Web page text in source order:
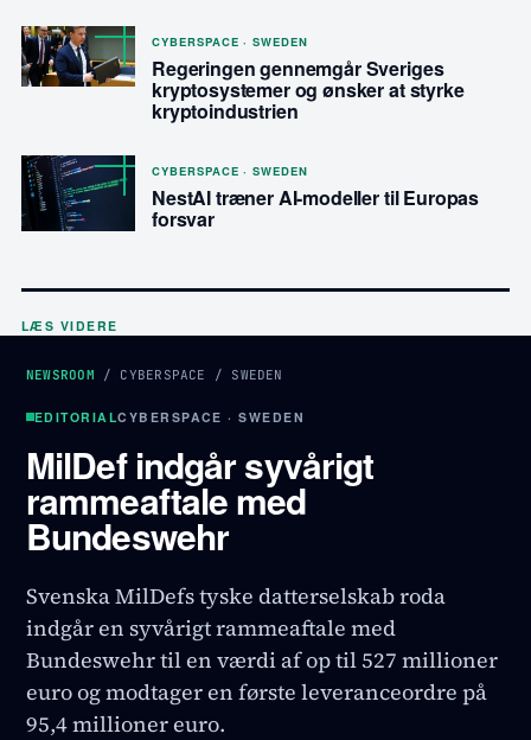
CYBERSPACE · SWEDEN
Regeringen gennemgår Sveriges
kryptosystemer og ønsker at styrke
kryptoindustrien
CYBERSPACE · SWEDEN
NestAI træner AI-modeller til Europas
forsvar
LÆS VIDERE
NEWSROOM / CYBERSPACE / SWEDEN
EDITORIALCYBERSPACE · SWEDEN
MilDef indgår syvårigt
rammeaftale med
Bundeswehr
Svenska MilDefs tyske datterselskab roda
indgår en syvårigt rammeaftale med
Bundeswehr til en værdi af op til 527 millioner
euro og modtager en første leveranceordre på
95,4 millioner euro.